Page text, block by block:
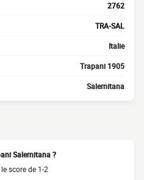
2762
TRA-SAL
Italie
Trapani 1905
Salernitana
Salernitana ?
score de 1-2